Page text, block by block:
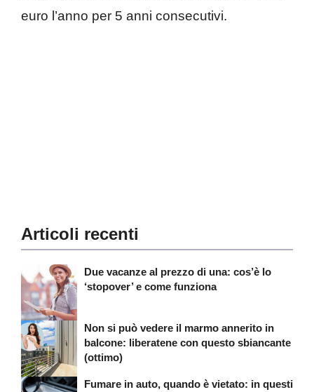
euro l’anno per 5 anni consecutivi.
Articoli recenti
Due vacanze al prezzo di una: cos’è lo
‘stopover’ e come funziona
Non si può vedere il marmo annerito in
balcone: liberatene con questo sbiancante
(ottimo)
Fumare in auto, quando è vietato: in questi